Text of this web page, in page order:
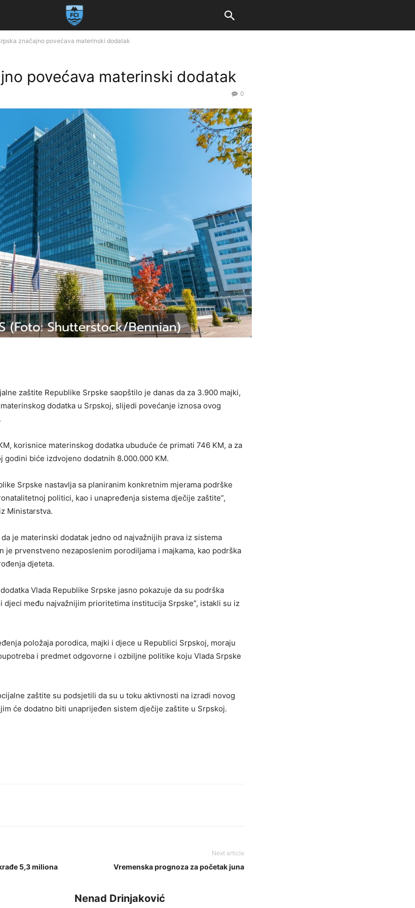
značajno povećava materinski dodatak
povećava materinski dodatak
0
zaštite Republike Srpske saopštilo je danas da za 3.900 majki,
dodatka u Srpskoj, slijedi povećanje iznosa ovog
korisnice materinskog dodatka ubuduće će primati 746 KM, a za
godini biće izdvojeno dodatnih 8.000.000 KM.
Srpske nastavlja sa planiranim konkretnim mjerama podrške
politici, kao i unapređenja sistema dječije zaštite”,
Ministarstva.
je materinski dodatak jedno od najvažnijih prava iz sistema
je prvenstveno nezaposlenim porodiljama i majkama, kao podrška
djeteta.
Vlada Republike Srpske jasno pokazuje da su podrška
djeci među najvažnijim prioritetima institucija Srpske”, istakli su iz
položaja porodica, majki i djece u Republici Srpskoj, moraju
i predmet odgovorne i ozbiljne politike koju Vlada Srpske
zaštite su podsjetili da su u toku aktivnosti na izradi novog
će dodatno biti unaprijeđen sistem dječije zaštite u Srpskoj.
5,3 miliona
Next article
Vremenska prognoza za početak juna
Nenad Drinjaković